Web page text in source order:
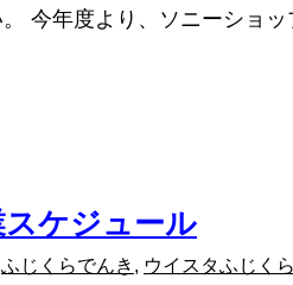
今年度より、ソニーショ
スケジュール
ふじくらでんき , ウイスタふじくら